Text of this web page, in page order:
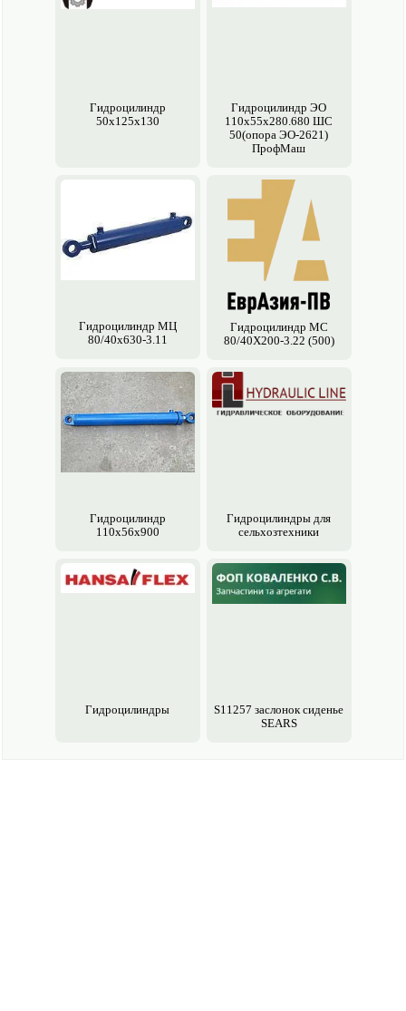
Гидроцилиндр
50х125х130
Гидроцилиндр ЭО
110х55х280.680 ШС
50(опора ЭО-2621)
ПрофМаш
Гидроцилиндр МЦ
80/40х630-3.11
Гидроцилиндр МС
80/40Х200-3.22 (500)
Гидроцилиндр
110х56х900
Гидроцилиндры для
сельхозтехники
Гидроцилиндры
S11257 заслонок сиденье
SEARS